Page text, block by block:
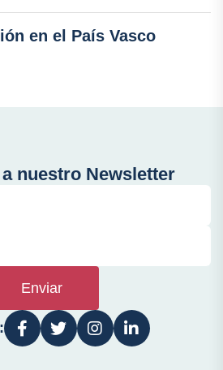
en el País Vasco
nuestro Newsletter
Enviar